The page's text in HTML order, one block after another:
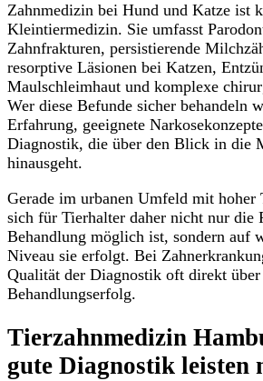
Zahnmedizin bei Hund und Katze ist
Kleintiermedizin. Sie umfasst
Zahnfrakturen, persistierende
resorptive Läsionen bei Katzen,
Maulschleimhaut und komplexe
Wer diese Befunde sicher behandeln
Erfahrung, geeignete
Diagnostik, die über den Blick in die
hinausgeht.
Gerade im urbanen Umfeld mit hoher
sich für Tierhalter daher nicht nur die
Behandlung möglich ist, sondern auf
Niveau sie erfolgt. Bei
Qualität der Diagnostik oft direkt über
Behandlungserfolg.
Tierzahnmedizin
gute Diagnostik leisten